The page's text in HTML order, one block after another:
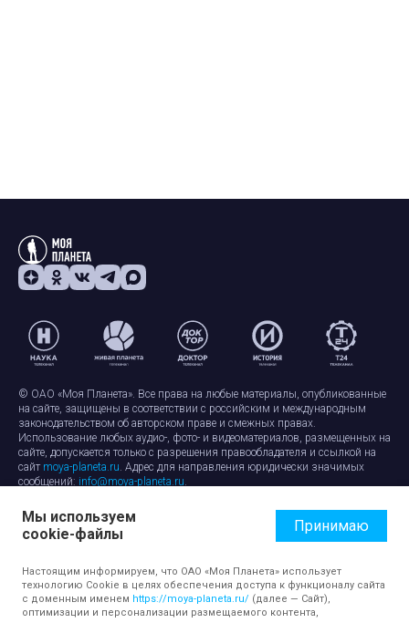
© ОАО «Моя Планета». Все права на любые материалы, опубликованные
на сайте, защищены в соответствии с российским и международным
законодательством об авторском праве и смежных правах.
Использование любых аудио-, фото- и видеоматериалов, размещенных на
сайте, допускается только с разрешения правообладателя и ссылкой на
сайт moya-planeta.ru. Адрес для направления юридически значимых
сообщений: info@moya-planeta.ru.
Правила сайтаРабота с cookie-файлами
Защита персональных данных
Обработка персональных данных
Мы используем
cookie-файлы
Принимаю
Настоящим информируем, что ОАО «Моя Планета» использует
технологию Cookie в целях обеспечения доступа к функционалу сайта
с доменным именем https://moya-planeta.ru/ (далее — Сайт),
оптимизации и персонализации размещаемого контента,